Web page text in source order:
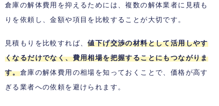
倉庫の解体費用を抑えるためには、複数の解体業者に見積も
りを依頼し、金額や項目を比較することが大切です。
見積もりを比較すれば、値下げ交渉の材料として活用しやす
くなるだけでなく、費用相場を把握することにもつながりま
す。倉庫の解体費用の相場を知っておくことで、価格が高す
ぎる業者への依頼を避けられます。